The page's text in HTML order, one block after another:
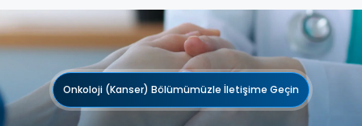
Onkoloji (Kanser) Bölümümüzle İletişime Geçin